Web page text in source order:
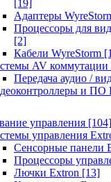
[19]
Адаптеры
Процессоры для
[2]
Кабели WyreStorm
AV коммутации
Передача аудио /
и ПО
управления [104]
управления
Сенсорные панели
Процессоры
Лючки Extron [13]